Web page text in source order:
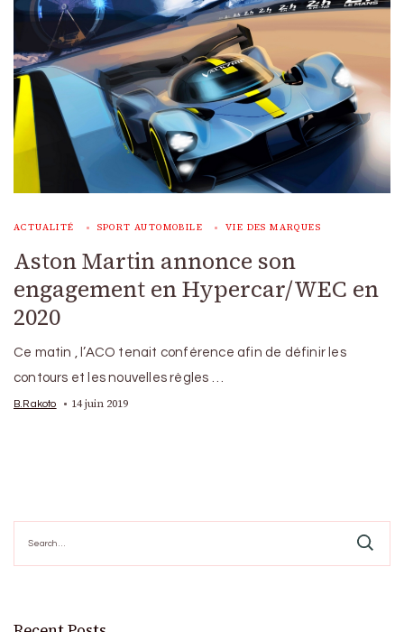
ACTUALITÉ SPORT AUTOMOBILE VIE DES MARQUES
Aston Martin annonce son
engagement en Hypercar/WEC en
2020
Ce matin , l’ACO tenait conférence afin de définir les
contours et les nouvelles règles …
B.Rakoto 14 juin 2019
for: